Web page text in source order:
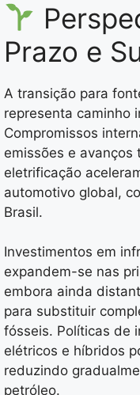
Prazo e
A transição para
representa caminho
Compromissos
emissões e avanços
eletrificação
automotivo global,
Brasil.
Investimentos em
expandem-se nas
embora ainda
para substituir
fósseis. Políticas de
elétricos e híbridos
reduzindo
petróleo.